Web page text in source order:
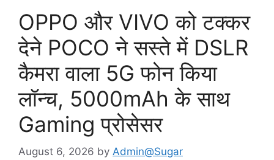
OPPO और VIVO को टक्कर
देने POCO ने सस्ते में DSLR
कैमरा वाला 5G फोन किया
लॉन्च, 5000mAh के साथ
Gaming प्रोसेसर
August 6, 2026 by Admin@Sugar